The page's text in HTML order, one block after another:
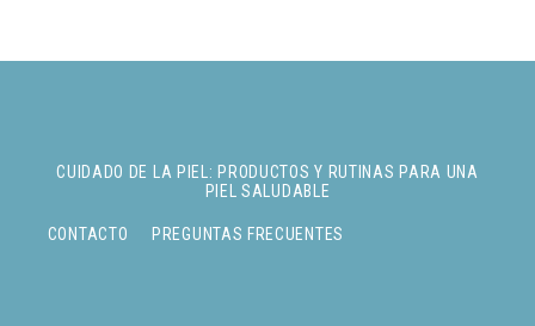
CUIDADO DE LA PIEL: PRODUCTOS Y RUTINAS PARA UNA
PIEL SALUDABLE
CONTACTO PREGUNTAS FRECUENTES